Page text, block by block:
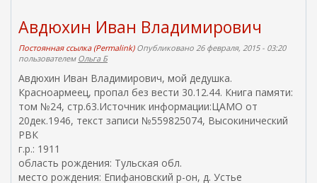
Авдюхин Иван Владимирович
Постоянная ссылка (Permalink)Опубликовано 26 февраля, 2015 - 03:20
пользователем Ольга Б
Авдюхин Иван Владимирович, мой дедушка.
Красноармеец, пропал без вести 30.12.44. Книга памяти:
том №24, стр.63.Источник информации:ЦАМО от
20дек.1946, текст записи №559825074, Высокинический
РВК
г.р.: 1911
область рождения: Тульская обл.
место рождения: Епифановский р-он, д. Устье